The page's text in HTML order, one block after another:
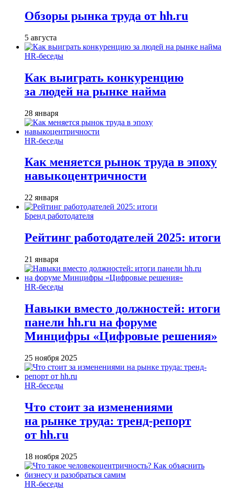
Обзоры рынка труда от hh.ru
5 августа
HR-беседы
Как выиграть конкуренцию
за людей на рынке найма
28 января
HR-беседы
Как меняется рынок труда в эпоху
навыкоцентричности
22 января
Бренд работодателя
Рейтинг работодателей 2025: итоги
21 января
HR-беседы
Навыки вместо должностей: итоги
панели hh.ru на форуме
Минцифры «Цифровые решения»
25 ноября 2025
HR-беседы
Что стоит за изменениями
на рынке труда: тренд-репорт
от hh.ru
18 ноября 2025
HR-беседы